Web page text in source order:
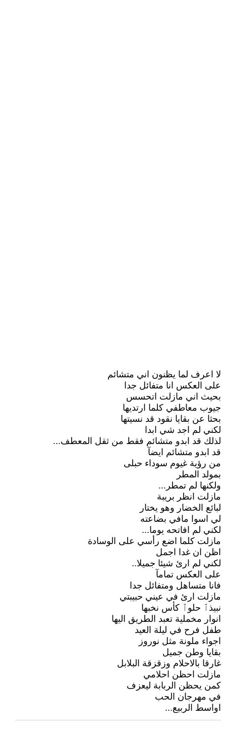
لا اعرف لما يظنون اني متشائم
على العكس انا متفائل جدا
بحيث اني مازلت اتحسس
جيوب معاطفي كلما ارتديها
بحثا عن بقايا نقود قد نسيتها
لكني لم اجد شي ابدا
لذلك قد ابدو متشائم فقط من ثقل المعطف...
قد ابدو متشائم ايضآ
من رؤية غيوم سوداء حبلى
بمولد المطر
ولكنها لم تمطر...
مازلت انظر بريبة
لبائع الخضار وهو يختار
لي اسوا مافي بضاعته
لكني لم افاتحه يوما...
مازلت كلما اضع رأسي على الوسادة
اظن ان غدا اجمل
لكني لم ارئ شيئا جميلا..
على العكس تمامآ
فانا متساهل ومتفائل جدا
مازلت ارئ في عيني حبيبتي
نبيذٱ حلوٱ كأس نخبها
انوار مخملية تعبد الطريق اليها
طفل فرح في ليلة العيد
اجواء ملونة مثل نوروز
بقايا وطن جميل
غارقا بالاحلام وزقزقة البلابل
مازلت احظن احلامي
كمن يحظن الربابة ليعزف
في مهرجان الحب
اواسط الربيع...